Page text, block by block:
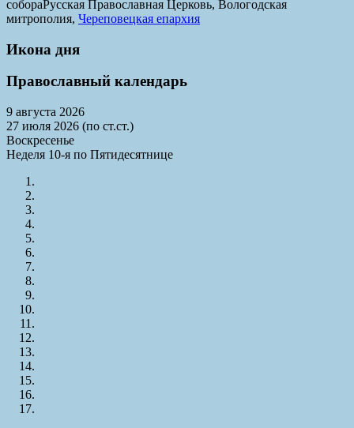
собораРусская Православная Церковь, Вологодская
митрополия, Череповецкая епархия
Икона дня
Православный календарь
9 августа 2026
27 июля 2026 (по ст.ст.)
Воскресенье
Неделя 10-я по Пятидесятнице